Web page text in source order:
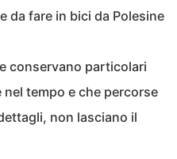
da fare in bici da Polesine
conservano particolari
tempo e che percorse
non lasciano il